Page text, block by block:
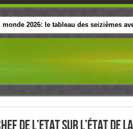
monde 2026: le tableau des seizièmes
à Accra, l’Afrique et sa diaspora